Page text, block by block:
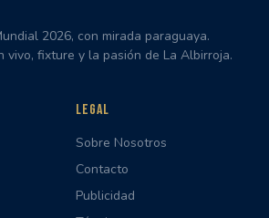
2026, con mirada paraguaya.
vivo, fixture y la pasión de La Albirroja.
LEGAL
Sobre Nosotros
Contacto
Publicidad